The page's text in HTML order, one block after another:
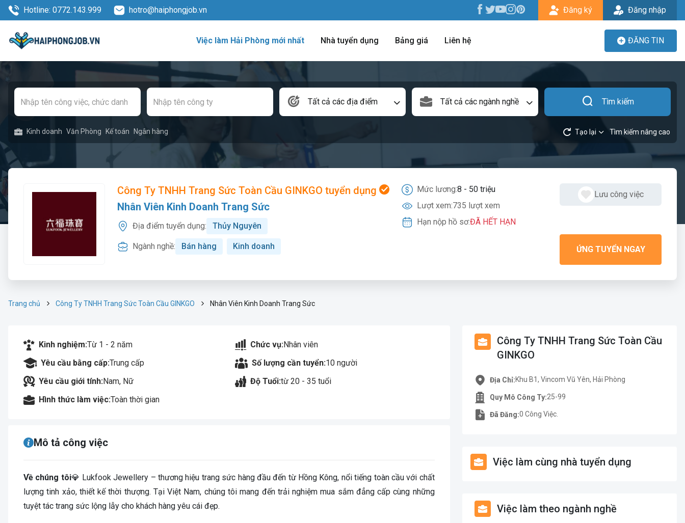
Hotline: 0772.143.999 hotro@haiphongjob.vn Đăng ký Đăng nhập
Việc làm Hải Phòng mới nhất Nhà tuyển dụng Bảng giá Liên hệ ĐĂNG TIN
Tất cả các địa điểm Tất cả các ngành nghề Tìm kiếm
Kinh doanh Văn Phòng Kế toán Ngân hàng Tạo lại Tìm kiếm nâng cao
Công Ty TNHH Trang Sức Toàn Cầu GINKGO tuyển dụng
Nhân Viên Kinh Doanh Trang Sức
Địa điểm tuyển dụng: Thủy Nguyên
Ngành nghề: Bán hàng Kinh doanh
Mức lương:8 - 50 triệu
Lượt xem:735 lượt xem
Hạn nộp hồ sơ:ĐÃ HẾT HẠN
Lưu công việc
ỨNG TUYỂN NGAY
Trang chủ Công Ty TNHH Trang Sức Toàn Cầu GINKGO Nhân Viên Kinh Doanh Trang Sức
Kinh nghiệm:Từ 1 - 2 năm Chức vụ:Nhân viên
Yêu cầu bằng cấp:Trung cấp Số lượng cần tuyển:10 người
Yêu cầu giới tính:Nam, Nữ Độ Tuổi:từ 20 - 35 tuổi
Hình thức làm việc:Toàn thời gian
Mô tả công việc
Về chúng tôi💎 Lukfook Jewellery – thương hiệu trang sức hàng đầu đến từ Hồng Kông, nổi tiếng toàn cầu với chất
lượng tinh xảo, thiết kế thời thượng. Tại Việt Nam, chúng tôi mang đến trải nghiệm mua sắm đẳng cấp cùng những
tuyệt tác trang sức lộng lẫy cho khách hàng yêu cái đẹp.
Công Ty TNHH Trang Sức Toàn Cầu
GINKGO
Địa Chỉ:Khu B1, Vincom Vũ Yên, Hải Phòng
Quy Mô Công Ty:25-99
Đã Đăng:0 Công Việc.
Việc làm cùng nhà tuyển dụng
Việc làm theo ngành nghề